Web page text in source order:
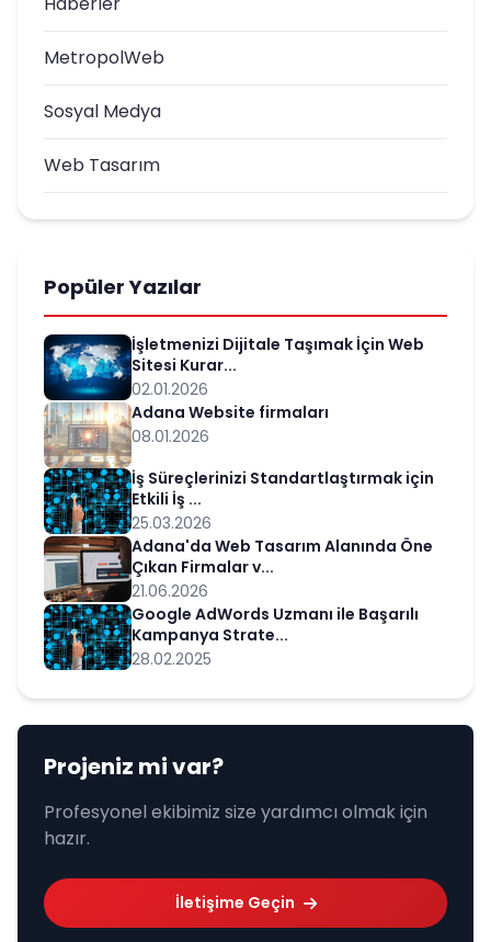
MetropolWeb
Sosyal Medya
Web Tasarım
Popüler Yazılar
İşletmenizi Dijitale Taşımak İçin Web
Sitesi Kurar...
02.01.2026
Adana Website firmaları
08.01.2026
İş Süreçlerinizi Standartlaştırmak için
Etkili İş ...
25.03.2026
Adana'da Web Tasarım Alanında Öne
Çıkan Firmalar v...
21.06.2026
Google AdWords Uzmanı ile Başarılı
Kampanya Strate...
28.02.2025
Projeniz mi var?
Profesyonel ekibimiz size yardımcı olmak için
hazır.
İletişime Geçin